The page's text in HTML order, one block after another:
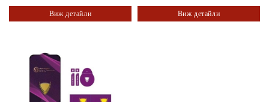
Виж детайли Виж детайли